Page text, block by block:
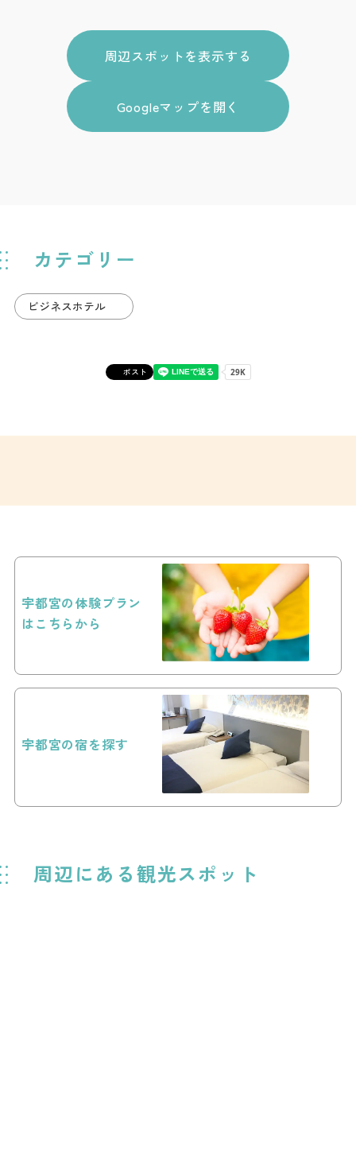
カテゴリー
ビジネスホテル
ポスト
周辺スポットを表示する
Googleマップを開く
宇都宮の体験プラン
はこちらから
宇都宮の宿を探す
周辺にある観光スポット